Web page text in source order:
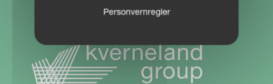
Personvernregler